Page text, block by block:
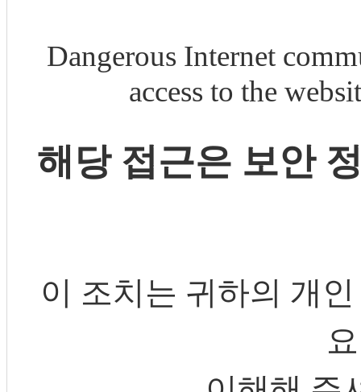
Dangerous Internet
access to the
해당 접근은 보안
이 조치는 귀하의 개